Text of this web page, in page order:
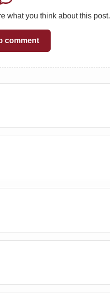
what you think about this post.
comment